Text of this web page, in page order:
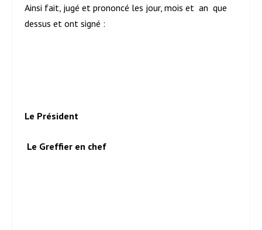
Ainsi fait, jugé et prononcé les jour, mois et an que
dessus et ont signé :
Le Président
Le Greffier en chef